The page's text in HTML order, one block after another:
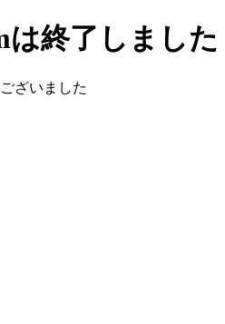
は終了しました
ざいました